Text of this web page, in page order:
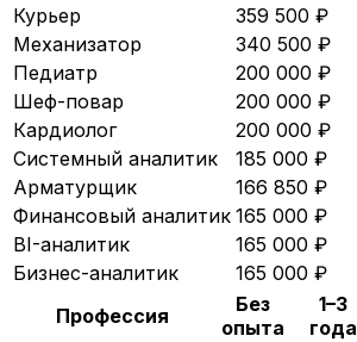
Курьер
359 500 ₽
Механизатор
340 500 ₽
Педиатр
200 000 ₽
Шеф-повар
200 000 ₽
Кардиолог
200 000 ₽
Системный аналитик
185 000 ₽
Арматурщик
166 850 ₽
Финансовый аналитик 165 000 ₽
BI-аналитик
165 000 ₽
Бизнес-аналитик
165 000 ₽
Профессия
Без
опыта
1–3
года